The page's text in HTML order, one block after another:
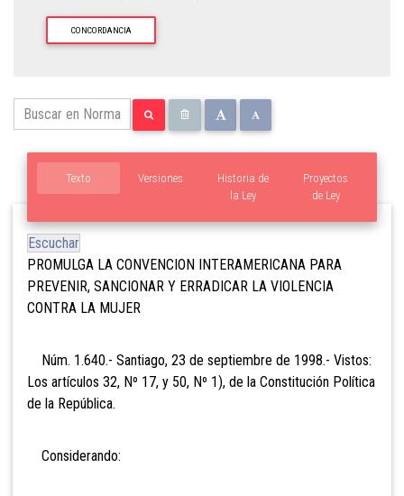
CONCORDANCIA
Texto Versiones
Proyectos
de Ley
Historia de
la Ley
Escuchar
PROMULGA LA CONVENCION INTERAMERICANA PARA
PREVENIR, SANCIONAR Y ERRADICAR LA VIOLENCIA
CONTRA LA MUJER
Núm. 1.640.- Santiago, 23 de septiembre de 1998.- Vistos:
Los artículos 32, Nº 17, y 50, Nº 1), de la Constitución Política
de la República.
Considerando: